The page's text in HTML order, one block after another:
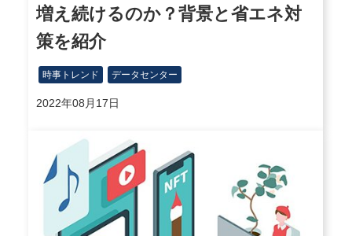
増え続けるのか？背景と省エネ対
策を紹介
時事トレンド データセンター
2022年08月17日